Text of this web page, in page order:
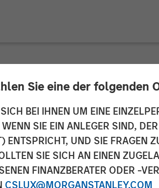
Sie eine der folgenden
BEI IHNEN UM EINE
WENN SIE EIN ANLEGER SIND,
ENTSPRICHT, UND SIE FRAGEN
SIE SICH AN EINEN
FINANZBERATER ODER -
CSLUX@MORGANSTANLEY.COM
Carlyle
Nutrition